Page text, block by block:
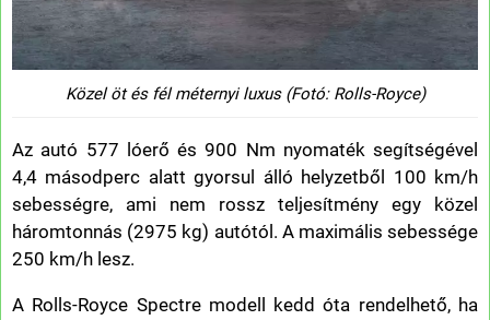
Közel öt és fél méternyi luxus (Fotó: Rolls-Royce)
Az autó 577 lóerő és 900 Nm nyomaték segítségével
4,4 másodperc alatt gyorsul álló helyzetből 100 km/h
sebességre, ami nem rossz teljesítmény egy közel
háromtonnás (2975 kg) autótól. A maximális sebessége
250 km/h lesz.
A Rolls-Royce Spectre modell kedd óta rendelhető, ha